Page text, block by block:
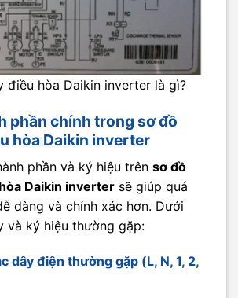
điều hòa Daikin inverter là gì?
phần chính trong sơ đồ
hòa Daikin inverter
phần và ký hiệu trên sơ đồ
Daikin inverter sẽ giúp quá
dàng và chính xác hơn. Dưới
và ký hiệu thường gặp:
dây điện thường gặp (L, N, 1, 2,